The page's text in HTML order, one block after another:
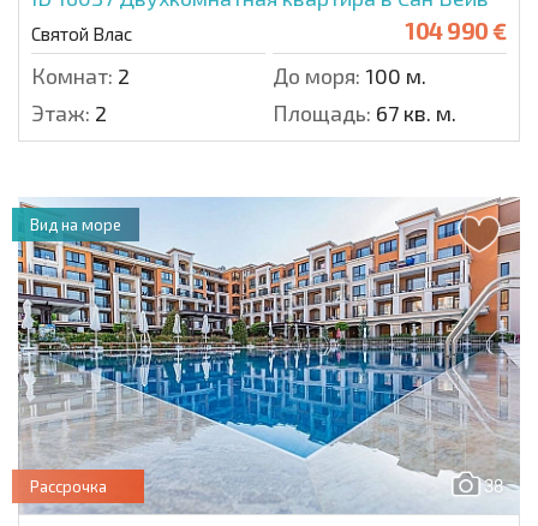
Святой Влас 104 990 €
Комнат: 2 До моря: 100 м.
Этаж: 2 Площадь: 67 кв. м.
38
Рассрочка
Вид на море